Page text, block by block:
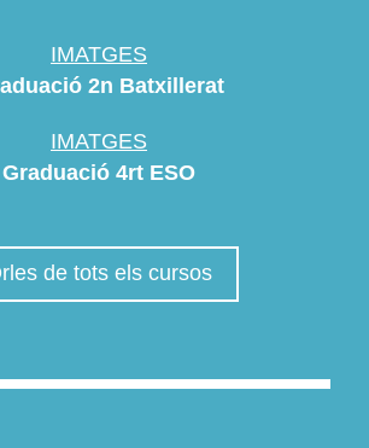
IMATGES
2n Batxillerat
IMATGES
Graduació 4rt ESO
de tots els cursos